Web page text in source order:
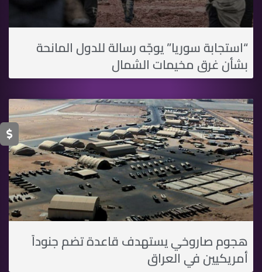
“استجابة سوريا” يوجّه رسالة للدول المانحة
بشأن غرق مخيمات الشمال
هجوم صاروخي يستهدف قاعدة تضم جنوداً
أمريكيين في العراق